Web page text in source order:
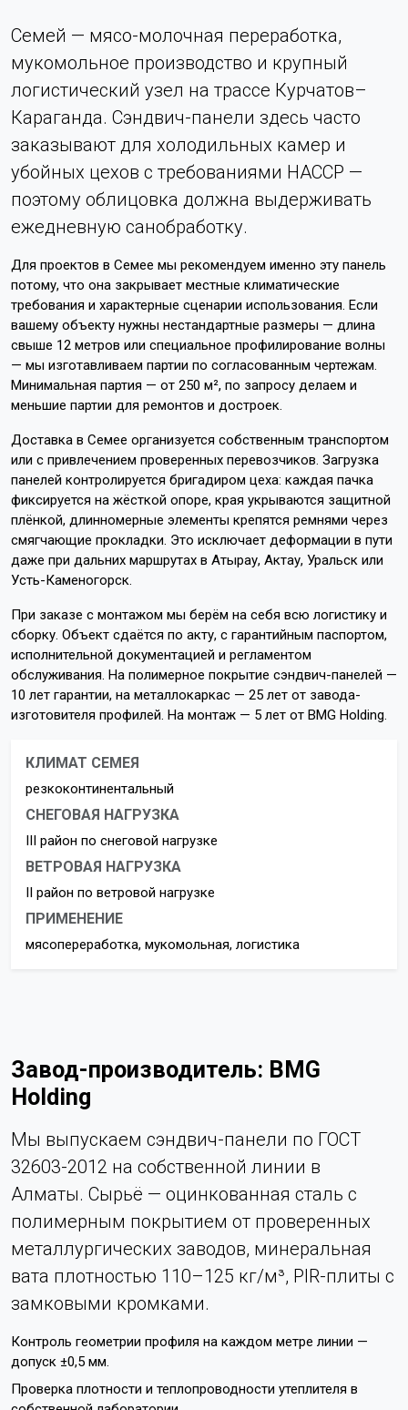
Семей — мясо-молочная переработка,
мукомольное производство и крупный
логистический узел на трассе Курчатов–
Караганда. Сэндвич-панели здесь часто
заказывают для холодильных камер и
убойных цехов с требованиями HACCP —
поэтому облицовка должна выдерживать
ежедневную санобработку.
Для проектов в Семее мы рекомендуем именно эту панель
потому, что она закрывает местные климатические
требования и характерные сценарии использования. Если
вашему объекту нужны нестандартные размеры — длина
свыше 12 метров или специальное профилирование волны
— мы изготавливаем партии по согласованным чертежам.
Минимальная партия — от 250 м², по запросу делаем и
меньшие партии для ремонтов и достроек.
Доставка в Семее организуется собственным транспортом
или с привлечением проверенных перевозчиков. Загрузка
панелей контролируется бригадиром цеха: каждая пачка
фиксируется на жёсткой опоре, края укрываются защитной
плёнкой, длинномерные элементы крепятся ремнями через
смягчающие прокладки. Это исключает деформации в пути
даже при дальних маршрутах в Атырау, Актау, Уральск или
Усть-Каменогорск.
При заказе с монтажом мы берём на себя всю логистику и
сборку. Объект сдаётся по акту, с гарантийным паспортом,
исполнительной документацией и регламентом
обслуживания. На полимерное покрытие сэндвич-панелей —
10 лет гарантии, на металлокаркас — 25 лет от завода-
изготовителя профилей. На монтаж — 5 лет от BMG Holding.
КЛИМАТ СЕМЕЯ
резкоконтинентальный
СНЕГОВАЯ НАГРУЗКА
III район по снеговой нагрузке
ВЕТРОВАЯ НАГРУЗКА
II район по ветровой нагрузке
ПРИМЕНЕНИЕ
мясопереработка, мукомольная, логистика
Завод-производитель: BMG
Holding
Мы выпускаем сэндвич-панели по ГОСТ
32603-2012 на собственной линии в
Алматы. Сырьё — оцинкованная сталь с
полимерным покрытием от проверенных
металлургических заводов, минеральная
вата плотностью 110–125 кг/м³, PIR-плиты с
замковыми кромками.
Контроль геометрии профиля на каждом метре линии —
допуск ±0,5 мм.
Проверка плотности и теплопроводности утеплителя в